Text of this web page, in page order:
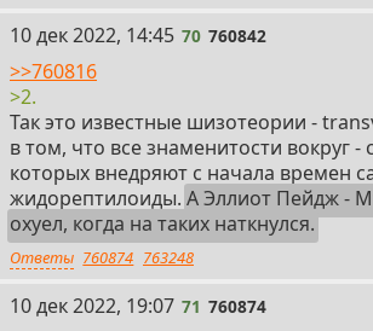
70
10 дек 2022, 14:45 70 760842
>>760816
>2.
Так это известные шизотеории -
в том, что все знаменитости вокруг -
которых внедряют с начала времен
жидорептилоиды. А Эллиот Пейдж -
охуел, когда на таких наткнулся.
Ответы 760874 763248
71
10 дек 2022, 19:07 71 760874